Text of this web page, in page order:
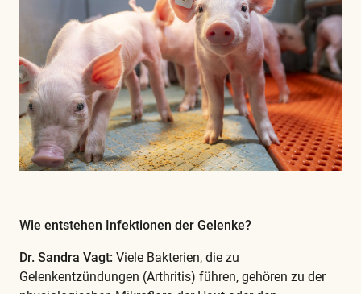
Wie entstehen Infektionen der Gelenke?
Dr. Sandra Vagt: Viele Bakterien, die zu
Gelenkentzündungen (Arthritis) führen, gehören zu der